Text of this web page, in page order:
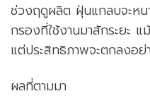
ช่วงฤดูผลิต ฝุ่นแกลบจะหน
กรองที่ใช้งานมาสักระยะ
แต่ประสิทธิภาพจะตกลงอย่
ผลที่ตามมา